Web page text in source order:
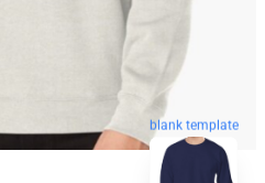
blank template